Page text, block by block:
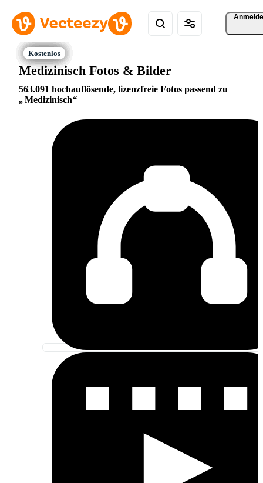
Medizinisch Fotos & Bilder
563.091 hochauflösende, lizenzfreie Fotos passend zu
Medizinisch